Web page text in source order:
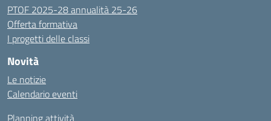
PTOF 2025-28 annualità 25-26
Offerta formativa
I progetti delle classi
Novità
Le notizie
Calendario eventi
Planning attività